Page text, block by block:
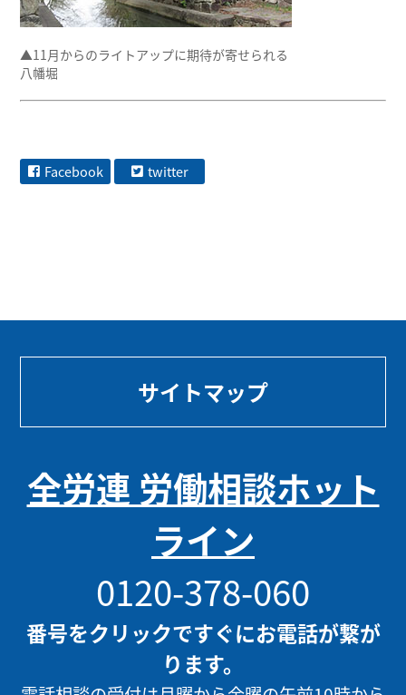
▲11月からのライトアップに期待が寄せられる
八幡堀
Facebook twitter
サイトマップ
全労連 労働相談ホット
ライン
0120-378-060
番号をクリックですぐにお電話が繋が
ります。